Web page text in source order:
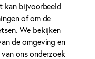
kan bijvoorbeeld
of om de
We bekijken
de omgeving en
ons onderzoek